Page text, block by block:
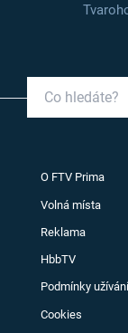
O FTV Prima
Volná místa
Reklama
HbbTV
Podmínky užívání
Cookies